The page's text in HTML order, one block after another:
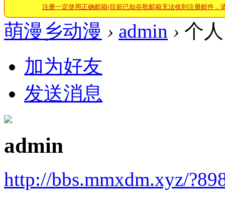
注册一定使用正确邮箱(目前已知谷歌邮箱无法收到注册邮件，
萌漫乡动漫 › admin › 个
加为好友
发送消息
admin
http://bbs.mmxdm.xyz/